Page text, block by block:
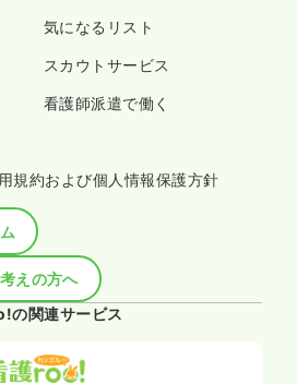
気になるリスト
スカウトサービス
看護師派遣で働く
規約および個人情報保護方針
えの方へ
の関連サービス